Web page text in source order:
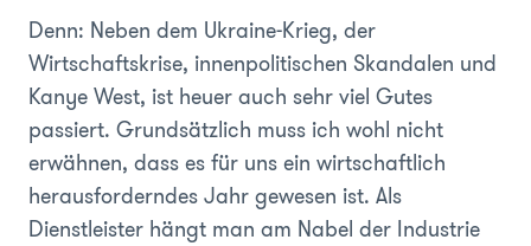
Denn: Neben dem Ukraine-Krieg, der
Wirtschaftskrise, innenpolitischen Skandalen und
Kanye West, ist heuer auch sehr viel Gutes
passiert. Grundsätzlich muss ich wohl nicht
erwähnen, dass es für uns ein wirtschaftlich
herausforderndes Jahr gewesen ist. Als
Dienstleister hängt man am Nabel der Industrie